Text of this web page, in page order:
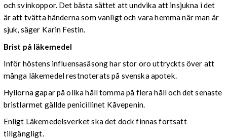
och svinkoppor. Det bästa sättet att undvika att insjukna i det
är att tvätta händerna som vanligt och vara hemma när man är
sjuk, säger Karin Festin.
Brist på läkemedel
Inför höstens influensasäsong har stor oro uttryckts över att
många läkemedel restnoterats på svenska apotek.
Hyllorna gapar på olika håll tomma på flera håll och det senaste
bristlarmet gällde penicillinet Kåvepenin.
Enligt Läkemedelsverket ska det dock finnas fortsatt
tillgängligt.